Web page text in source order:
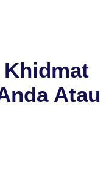
Khidmat
Atau